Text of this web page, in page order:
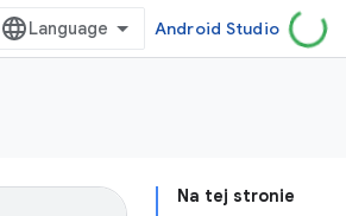
Android Studio
Na tej stronie